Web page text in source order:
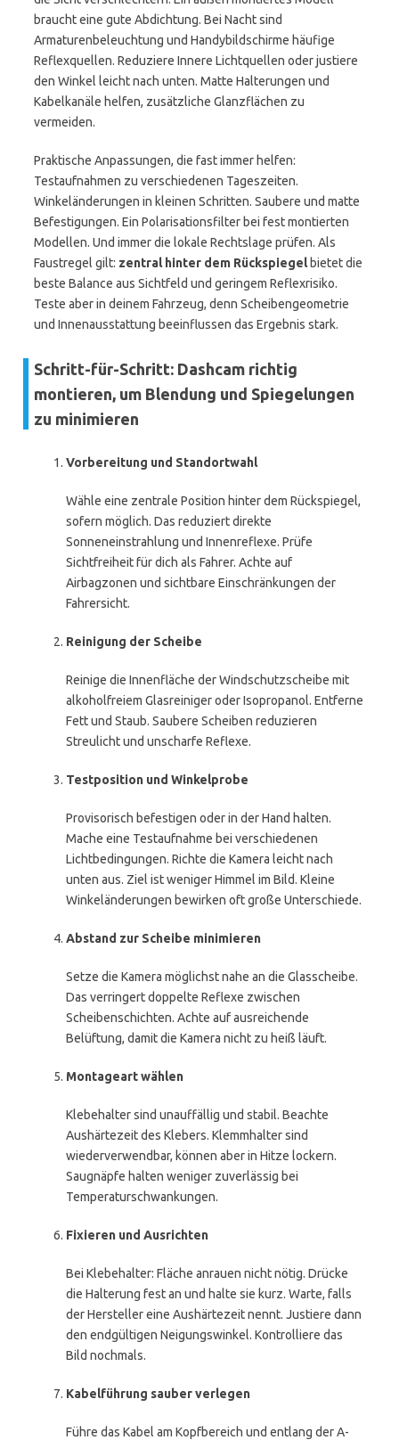
braucht eine gute Abdichtung. Bei Nacht sind
Armaturenbeleuchtung und Handybildschirme häufige
Reflexquellen. Reduziere Innere Lichtquellen oder justiere
den Winkel leicht nach unten. Matte Halterungen und
Kabelkanäle helfen, zusätzliche Glanzflächen zu
vermeiden.
Praktische Anpassungen, die fast immer helfen:
Testaufnahmen zu verschiedenen Tageszeiten.
Winkeländerungen in kleinen Schritten. Saubere und matte
Befestigungen. Ein Polarisationsfilter bei fest montierten
Modellen. Und immer die lokale Rechtslage prüfen. Als
Faustregel gilt: zentral hinter dem Rückspiegelbietet die
beste Balance aus Sichtfeld und geringem Reflexrisiko.
Teste aber in deinem Fahrzeug, denn Scheibengeometrie
und Innenausstattung beeinflussen das Ergebnis stark.
Schritt-für-Schritt: Dashcam richtig
montieren, um Blendung und Spiegelungen
zu minimieren
Vorbereitung und Standortwahl
Wähle eine zentrale Position hinter dem Rückspiegel,
sofern möglich. Das reduziert direkte
Sonneneinstrahlung und Innenreflexe. Prüfe
Sichtfreiheit für dich als Fahrer. Achte auf
Airbagzonen und sichtbare Einschränkungen der
Fahrersicht.
Reinigung der Scheibe
Reinige die Innenfläche der Windschutzscheibe mit
alkoholfreiem Glasreiniger oder Isopropanol. Entferne
Fett und Staub. Saubere Scheiben reduzieren
Streulicht und unscharfe Reflexe.
Testposition und Winkelprobe
Provisorisch befestigen oder in der Hand halten.
Mache eine Testaufnahme bei verschiedenen
Lichtbedingungen. Richte die Kamera leicht nach
unten aus. Ziel ist weniger Himmel im Bild. Kleine
Winkeländerungen bewirken oft große Unterschiede.
Abstand zur Scheibe minimieren
Setze die Kamera möglichst nahe an die Glasscheibe.
Das verringert doppelte Reflexe zwischen
Scheibenschichten. Achte auf ausreichende
Belüftung, damit die Kamera nicht zu heiß läuft.
Montageart wählen
Klebehalter sind unauffällig und stabil. Beachte
Aushärtezeit des Klebers. Klemmhalter sind
wiederverwendbar, können aber in Hitze lockern.
Saugnäpfe halten weniger zuverlässig bei
Temperaturschwankungen.
Fixieren und Ausrichten
Bei Klebehalter: Fläche anrauen nicht nötig. Drücke
die Halterung fest an und halte sie kurz. Warte, falls
der Hersteller eine Aushärtezeit nennt. Justiere dann
den endgültigen Neigungswinkel. Kontrolliere das
Bild nochmals.
Kabelführung sauber verlegen
Führe das Kabel am Kopfbereich und entlang der A-